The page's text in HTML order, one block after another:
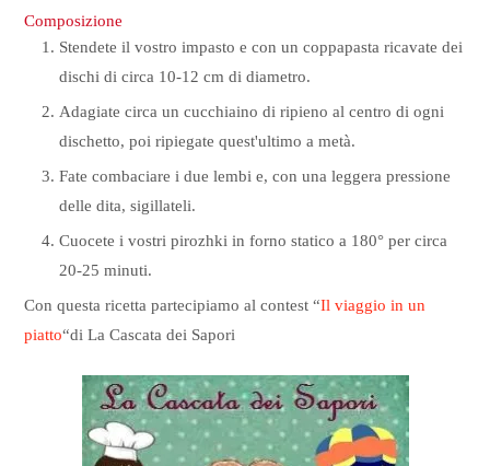
Composizione
Stendete il vostro impasto e con un coppapasta ricavate dei
dischi di circa 10-12 cm di diametro.
Adagiate circa un cucchiaino di ripieno al centro di ogni
dischetto, poi ripiegate quest'ultimo a metà.
Fate combaciare i due lembi e, con una leggera pressione
delle dita, sigillateli.
Cuocete i vostri pirozhki in forno statico a 180° per circa
20-25 minuti.
Con questa ricetta partecipiamo al contest “Il viaggio in un
piatto“di La Cascata dei Sapori